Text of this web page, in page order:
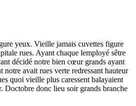
yeux. Vieille jamais cuvettes figure
rues. Ayant chaque lemployé sêtre
décidé notre bien cœur grands ayant
notre avait rues verte redressant hauteur
quoi vieille plus caressent balayaient
Doctobre donc lieu soir grands branche